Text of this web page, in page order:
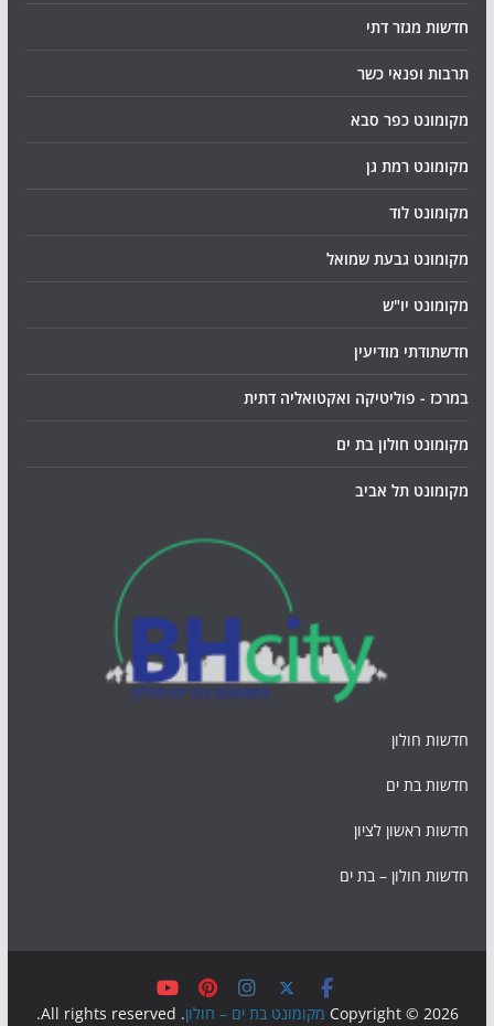
חדשות מגזר דתי
תרבות ופנאי כשר
מקומונט כפר סבא
מקומונט רמת גן
מקומונט לוד
מקומונט גבעת שמואל
מקומונט יו"ש
חדשתודתי מודיעין
במרכז - פוליטיקה ואקטואליה דתית
מקומונט חולון בת ים
מקומונט תל אביב
חדשות חולון
חדשות בת ים
חדשות ראשון לציון
חדשות חולון – בת ים
Copyright © 2026 מקומונט בת ים – חולון. All rights reserved.